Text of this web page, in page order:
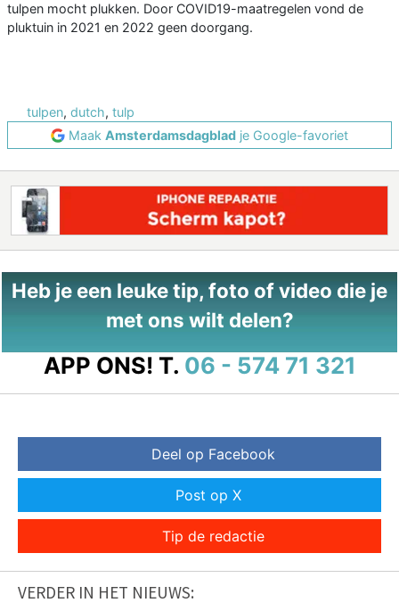
tulpen mocht plukken. Door COVID19-maatregelen vond de
pluktuin in 2021 en 2022 geen doorgang.
tulpen, dutch, tulp
Maak Amsterdamsdagblad je Google-favoriet
Heb je een leuke tip, foto of video die je
met ons wilt delen?
APP ONS! T. 06 - 574 71 321
Deel op Facebook
Post op X
Tip de redactie
VERDER IN HET NIEUWS: